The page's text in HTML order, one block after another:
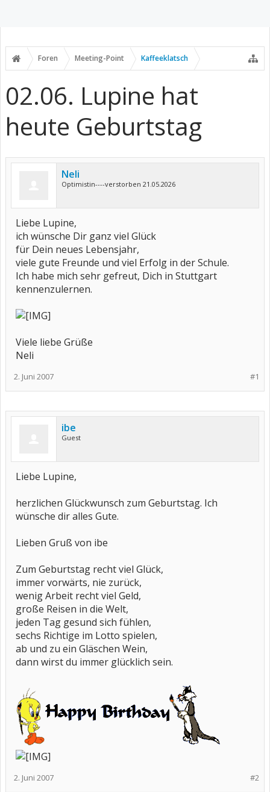
Foren Meeting-Point Kaffeeklatsch
02.06. Lupine hat
heute Geburtstag
Neli
Optimistin----verstorben 21.05.2026
Liebe Lupine,
ich wünsche Dir ganz viel Glück
für Dein neues Lebensjahr,
viele gute Freunde und viel Erfolg in der Schule.
Ich habe mich sehr gefreut, Dich in Stuttgart
kennenzulernen.
Viele liebe Grüße
Neli
#1
2. Juni 2007
ibe
Guest
Liebe Lupine,
herzlichen Glückwunsch zum Geburtstag. Ich
wünsche dir alles Gute.
Lieben Gruß von ibe
Zum Geburtstag recht viel Glück,
immer vorwärts, nie zurück,
wenig Arbeit recht viel Geld,
große Reisen in die Welt,
jeden Tag gesund sich fühlen,
sechs Richtige im Lotto spielen,
ab und zu ein Gläschen Wein,
dann wirst du immer glücklich sein.
#2
2. Juni 2007